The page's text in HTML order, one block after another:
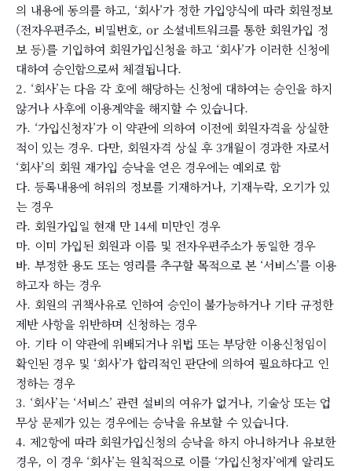
의 내용에 동의를 하고, ‘회사’가 정한 가입양식에 따라 회원정보
(전자우편주소, 비밀번호, or 소셜네트워크를 통한 회원가입 정
보 등)를 기입하여 회원가입신청을 하고 ‘회사’가 이러한 신청에
대하여 승인함으로써 체결됩니다.
2. ‘회사’는 다음 각 호에 해당하는 신청에 대하여는 승인을 하지
않거나 사후에 이용계약을 해지할 수 있습니다.
가. ‘가입신청자’가 이 약관에 의하여 이전에 회원자격을 상실한
적이 있는 경우. 다만, 회원자격 상실 후 3개월이 경과한 자로서
‘회사’의 회원 재가입 승낙을 얻은 경우에는 예외로 함
다. 등록내용에 허위의 정보를 기재하거나, 기재누락, 오기가 있
는 경우
라. 회원가입일 현재 만 14세 미만인 경우
마. 이미 가입된 회원과 이름 및 전자우편주소가 동일한 경우
바. 부정한 용도 또는 영리를 추구할 목적으로 본 ‘서비스’를 이용
하고자 하는 경우
사. 회원의 귀책사유로 인하여 승인이 불가능하거나 기타 규정한
제반 사항을 위반하며 신청하는 경우
아. 기타 이 약관에 위배되거나 위법 또는 부당한 이용신청임이
확인된 경우 및 ‘회사’가 합리적인 판단에 의하여 필요하다고 인
정하는 경우
3. ‘회사’는 ‘서비스’ 관련 설비의 여유가 없거나, 기술상 또는 업
무상 문제가 있는 경우에는 승낙을 유보할 수 있습니다.
4. 제2항에 따라 회원가입신청의 승낙을 하지 아니하거나 유보한
경우, 이 경우 ‘회사’는 원칙적으로 이를 ‘가입신청자’에게 알리도